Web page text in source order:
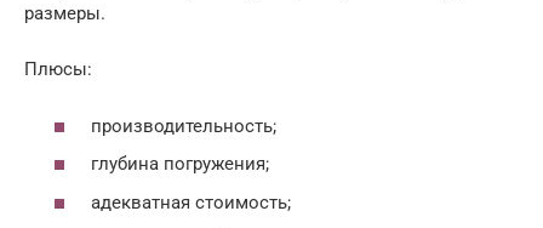
размеры.
Плюсы:
производительность;
глубина погружения;
адекватная стоимость;